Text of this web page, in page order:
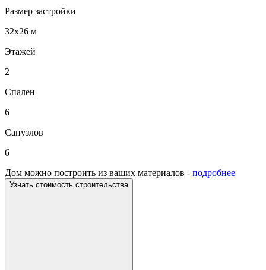
Размер застройки
32x26 м
Этажей
2
Спален
6
Санузлов
6
Дом можно построить из ваших материалов - подробнее
Узнать стоимость строительства